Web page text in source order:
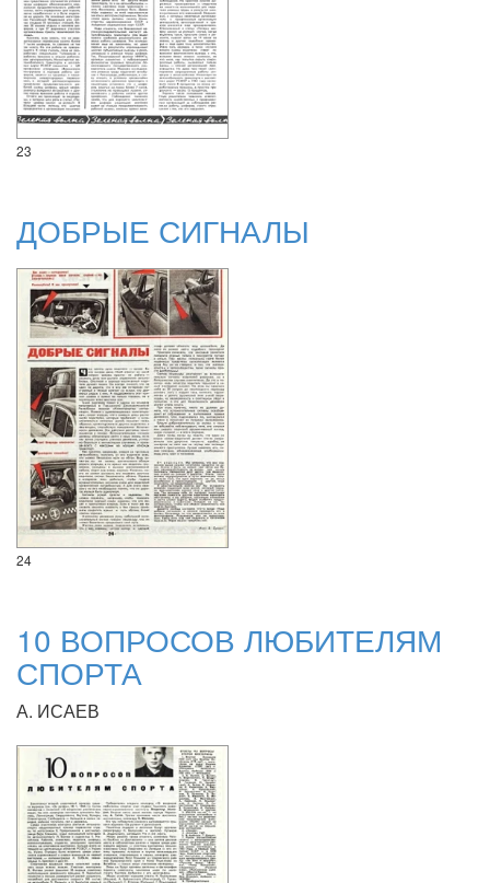
23
ДОБРЫЕ СИГНАЛЫ
24
10 ВОПРОСОВ ЛЮБИТЕЛЯМ
СПОРТА
А. ИСАЕВ